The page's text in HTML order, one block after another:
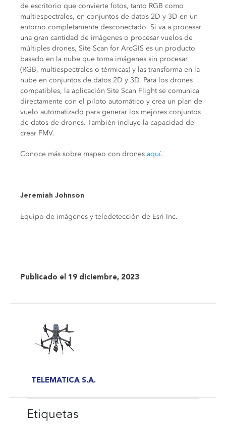
de escritorio que convierte fotos, tanto RGB como
multiespectrales, en conjuntos de datos 2D y 3D en un
entorno completamente desconectado. Si va a procesar
una gran cantidad de imágenes o procesar vuelos de
múltiples drones, Site Scan for ArcGIS es un producto
basado en la nube que toma imágenes sin procesar
(RGB, multiespectrales o térmicas) y las transforma en la
nube en conjuntos de datos 2D y 3D. Para los drones
compatibles, la aplicación Site Scan Flight se comunica
directamente con el piloto automático y crea un plan de
vuelo automatizado para generar los mejores conjuntos
de datos de drones. También incluye la capacidad de
crear FMV.
Conoce más sobre mapeo con drones aquí.
Jeremiah Johnson
Equipo de imágenes y teledetección de Esri Inc.
Publicado el 19 diciembre, 2023
TELEMATICA S.A.
Etiquetas